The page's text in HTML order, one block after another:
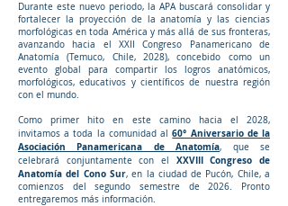
Durante este nuevo periodo, la APA buscará consolidar y
fortalecer la proyección de la anatomía y las ciencias
morfológicas en toda América y más allá de sus fronteras,
avanzando hacia el XXII Congreso Panamericano de
Anatomía (Temuco, Chile, 2028), concebido como un
evento global para compartir los logros anatómicos,
morfológicos, educativos y científicos de nuestra región
con el mundo.
Como primer hito en este camino hacia el 2028,
invitamos a toda la comunidad al60° Aniversario de la
Asociación Panamericana de Anatomía, que se
celebrará conjuntamente con el XXVIII Congreso de
Anatomía del Cono Sur, en la ciudad de Pucón, Chile, a
comienzos del segundo semestre de 2026. Pronto
entregaremos más información.